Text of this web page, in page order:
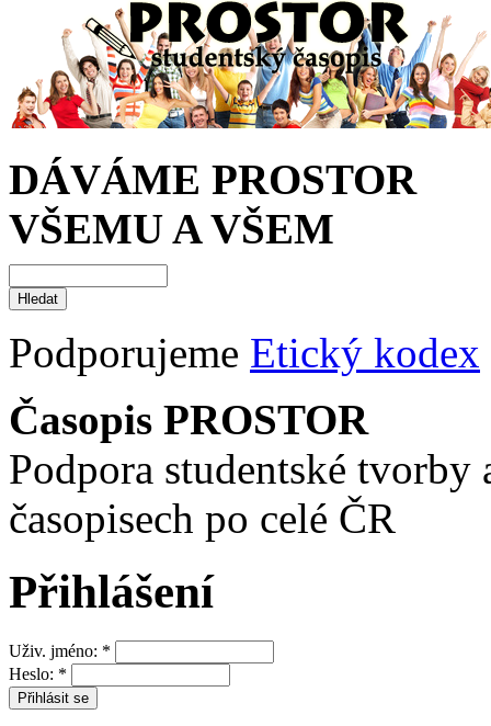
DÁVÁME PROSTOR
VŠEMU A VŠEM
Podporujeme Etický kodex
Časopis PROSTOR
Podpora studentské
časopisech po celé ČR
Přihlášení
Uživ. jméno: *
Heslo: *